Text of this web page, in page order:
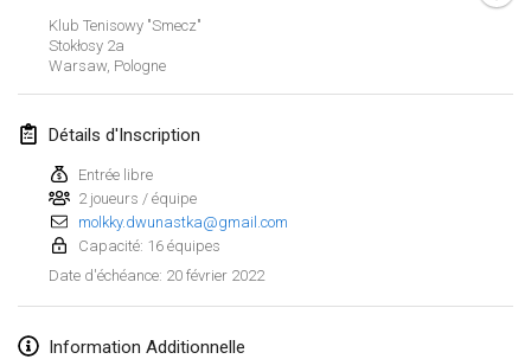
Klub Tenisowy "Smecz"
Stokłosy 2a
Warsaw, Pologne
Détails d'Inscription
Entrée libre
2 joueurs / équipe
molkky.dwunastka@gmail.com
Capacité: 16 équipes
Date d'échéance: 20 février 2022
Information Additionnelle
février 2022
4 févr. 2022| République tchèque
TangoMölkky
5 févr. 2022|Finlande